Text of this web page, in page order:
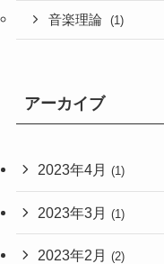
音楽理論 (1)
アーカイブ
2023年4月 (1)
2023年3月 (1)
2023年2月 (2)